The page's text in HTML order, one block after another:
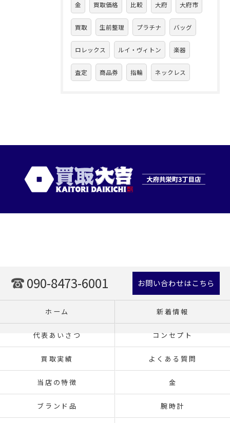
金 買取価格 比較 大府 大府市
買取 生前整理 プラチナ バッグ
ロレックス ルイ・ヴィトン 楽器
査定 商品券 指輪 ネックレス
090-8473-6001 お問い合わせはこちら
ホーム 新着情報
代表あいさつ コンセプト
買取実績 よくある質問
当店の特徴 金
ブランド品 腕時計